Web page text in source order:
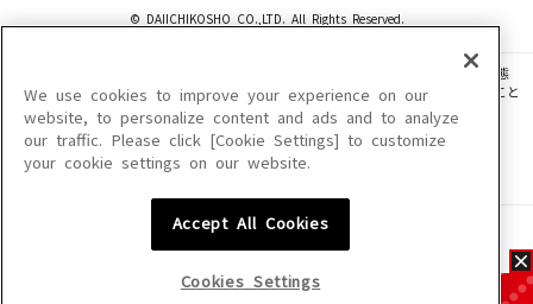
© DAIICHIKOSHO CO.,LTD. All Rights Reserved.
このサイトに掲載されている一切の文章・画像・写真・動画・音声等を、手段や形態
を問わず、著作権法の定める範囲を超えて無断で複製、転載、ファイル化などすること
を禁じます。
楽曲及びコンテンツは、機種によりご利用いただけない場合があります。
楽曲及びコンテンツの配信日、配信内容が変更になる場合があります。
We use cookies to improve your experience on our
website, to personalize content and ads and to analyze
our traffic. Please click [Cookie Settings] to customize
your cookie settings on our website.
Accept All Cookies
Cookies Settings